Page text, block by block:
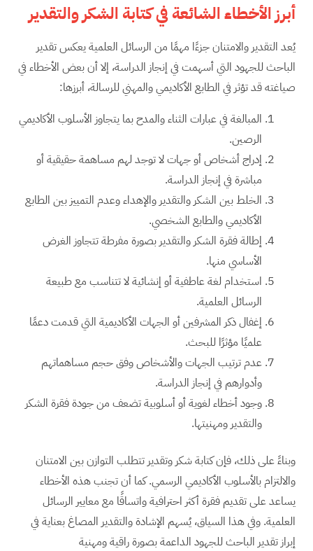
أبرز الأخطاء الشائعة في كتابة الشكر والتقدير
يُعد التقدير والامتنان جزءًا مهمًا من الرسائل العلمية يعكس تقدير
الباحث للجهود التي أسهمت في إنجاز الدراسة، إلا أن بعض الأخطاء في
صياغته قد تؤثر في الطابع الأكاديمي والمهني للرسالة، أبرزها:
المبالغة في عبارات الثناء والمدح بما يتجاوز الأسلوب الأكاديمي
الرصين.
إدراج أشخاص أو جهات لا توجد لهم مساهمة حقيقية أو
مباشرة في إنجاز الدراسة.
الخلط بين الشكر والتقدير والإهداء وعدم التمييز بين الطابع
الأكاديمي والطابع الشخصي.
إطالة فقرة الشكر والتقدير بصورة مفرطة تتجاوز الغرض
الأساسي منها.
استخدام لغة عاطفية أو إنشائية لا تتناسب مع طبيعة
الرسائل العلمية.
إغفال ذكر المشرفين أو الجهات الأكاديمية التي قدمت دعمًا
علميًا مؤثرًا للبحث.
عدم ترتيب الجهات والأشخاص وفق حجم مساهماتهم
وأدوارهم في إنجاز الدراسة.
وجود أخطاء لغوية أو أسلوبية تضعف من جودة فقرة الشكر
والتقدير ومهنيتها.
وبناءً على ذلك، فإن كتابة شكر وتقدير تتطلب التوازن بين الامتنان
والالتزام بالأسلوب الأكاديمي الرسمي. كما أن تجنب هذه الأخطاء
يساعد على تقديم فقرة أكثر احترافية واتساقًا مع معايير الرسائل
العلمية. وفي هذا السياق، يُسهم الإشادة والتقدير المصاغ بعناية في
إبراز تقدير الباحث للجهود الداعمة بصورة راقية ومهنية